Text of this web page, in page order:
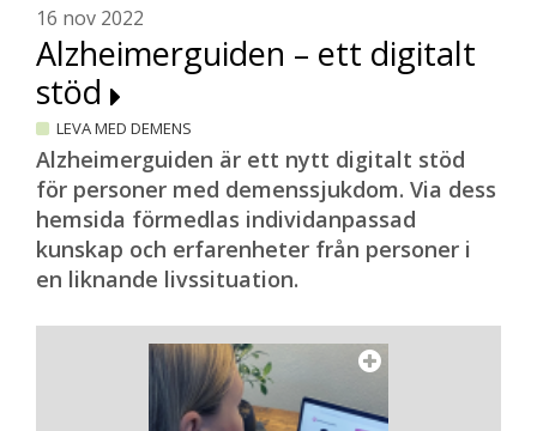
16 nov 2022
Alzheimerguiden – ett digitalt
stöd
LEVA MED DEMENS
Alzheimerguiden är ett nytt digitalt stöd
för personer med demenssjukdom. Via dess
hemsida förmedlas individanpassad
kunskap och erfarenheter från personer i
en liknande livssituation.